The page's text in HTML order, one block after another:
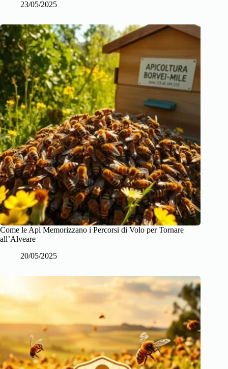
23/05/2025
Come le Api Memorizzano i Percorsi di Volo per Tornare
all’Alveare
20/05/2025